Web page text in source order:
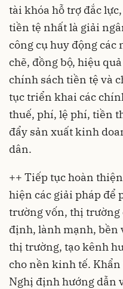
tài khóa hỗ trợ đắc
tiền tệ nhất là giải
công cụ huy động các
chẽ, đồng bộ, hiệu
chính sách tiền tệ và
tục triển khai các
thuế, phí, lệ phí, tiền
đẩy sản xuất kinh
dân.
++ Tiếp tục hoàn
hiện các giải pháp để
trường vốn, thị trường
định, lành mạnh, bền
thị trường, tạo kênh
cho nền kinh tế.
Nghị định hướng dẫn